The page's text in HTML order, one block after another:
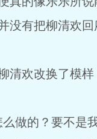
没有把柳清欢
欢改换了模样
的？要不是我